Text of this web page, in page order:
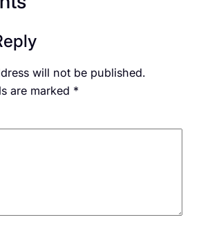
will not be published.
are marked *